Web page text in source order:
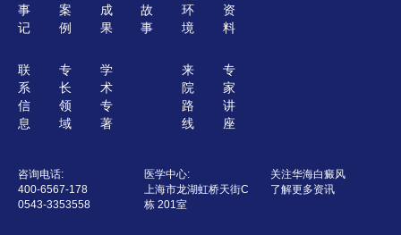
事
记
联
系
信
息
案
例
专
长
领
域
成
果
学
术
专
著
故
事
环
境
来
院
路
线
资
料
专
家
讲
座
咨询电话:
400-6567-178
0543-3353558
医学中心:
上海市龙湖虹桥天街C
栋 201室
关注华海白癜风
了解更多资讯